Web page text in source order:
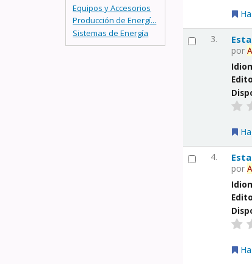
Equipos y Accesorios
Producción de Energí...
Sistemas de Energía
3.
por
4.
por